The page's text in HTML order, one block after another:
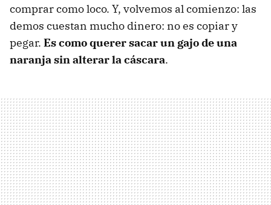
comprar como loco. Y, volvemos al comienzo: las
demos cuestan mucho dinero: no es copiar y
pegar. Es como querer sacar un gajo de una
naranja sin alterar la cáscara.